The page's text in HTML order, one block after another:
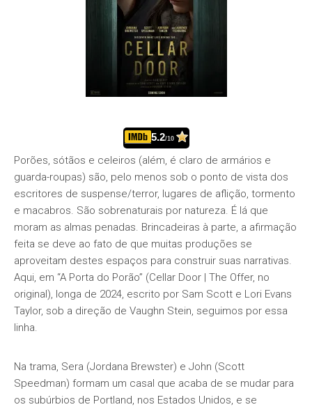
5.2/10
Porões, sótãos e celeiros (além, é claro de armários e
guarda-roupas) são, pelo menos sob o ponto de vista dos
escritores de suspense/terror, lugares de aflição, tormento
e macabros. São sobrenaturais por natureza. É lá que
moram as almas penadas. Brincadeiras à parte, a afirmação
feita se deve ao fato de que muitas produções se
aproveitam destes espaços para construir suas narrativas.
Aqui, em “A Porta do Porão” (Cellar Door | The Offer, no
original), longa de 2024, escrito por Sam Scott e Lori Evans
Taylor, sob a direção de Vaughn Stein, seguimos por essa
linha.
Na trama, Sera (Jordana Brewster) e John (Scott
Speedman) formam um casal que acaba de se mudar para
os subúrbios de Portland, nos Estados Unidos, e se